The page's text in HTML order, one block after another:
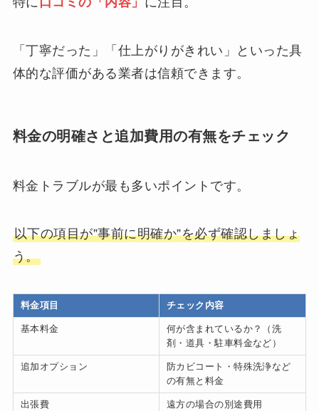
「丁寧だった」「仕上がりがきれい」といった具
体的な評価がある業者は信頼できます。
料金の明確さと追加費用の有無をチェック
料金トラブルが最も多いポイントです。
以下の項目が”事前に明確か”を必ず確認しましょ
う。
料金項目 チェック内容
基本料金
何が含まれているか？（洗
剤・道具・駐車料金など）
追加オプション
防カビコート・特殊洗浄など
の有無と料金
出張費 遠方の場合の別途費用